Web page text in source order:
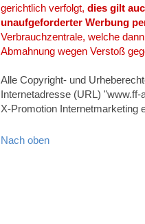
gerichtlich verfolgt, dies gilt
unaufgeforderter Werbung
Verbrauchzentrale, welche
Abmahnung wegen Verstoß
Alle Copyright- und
Internetadresse (URL)
X-Promotion Internetmarketing
Nach oben